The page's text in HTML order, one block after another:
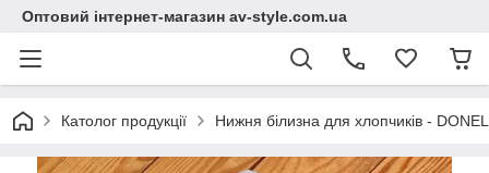
Оптовий інтернет-магазин av-style.com.ua
Католог продукції Нижня білизна для хлопчиків -